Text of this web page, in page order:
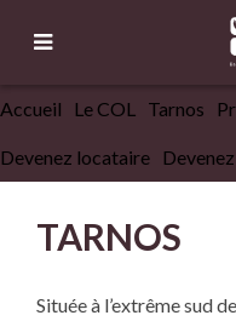
Accueil Le COL Tarnos
Devenez locataire
TARNOS
Située à l’extrême sud